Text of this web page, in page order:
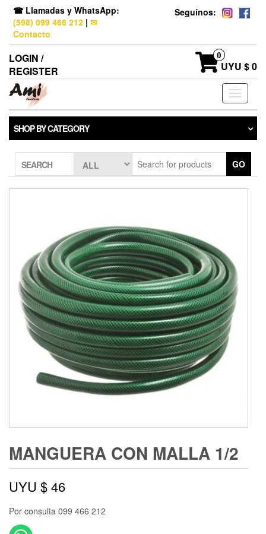
☎ Llamadas y WhatsApp:
(598) 099 466 212 | ✉
Contacto
Seguínos:
LOGIN /
REGISTER
0
UYU $ 0
Toggle
SHOP BY CATEGORY
SEARCH GO
MANGUERA CON MALLA 1/2
UYU $46
Por consulta 099 466 212